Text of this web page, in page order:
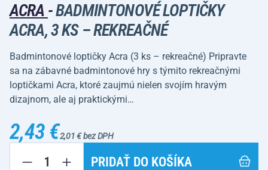
ACRA -BADMINTONOVÉ LOPTIČKY
ACRA, 3 KS – REKREAČNÉ
Badmintonové loptičky Acra (3 ks – rekreačné) Pripravte
sa na zábavné badmintonové hry s týmito rekreačnými
loptičkami Acra, ktoré zaujmú nielen svojím hravým
dizajnom, ale aj praktickými…
2,43 €2,01 € bez DPH
PRIDAŤ DO KOŠÍKA